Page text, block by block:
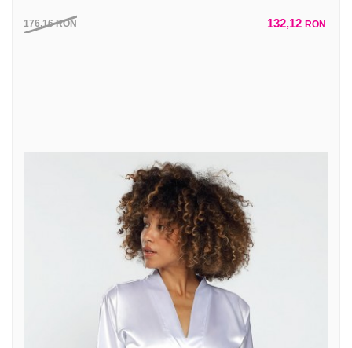
176,16RON 132,12 RON